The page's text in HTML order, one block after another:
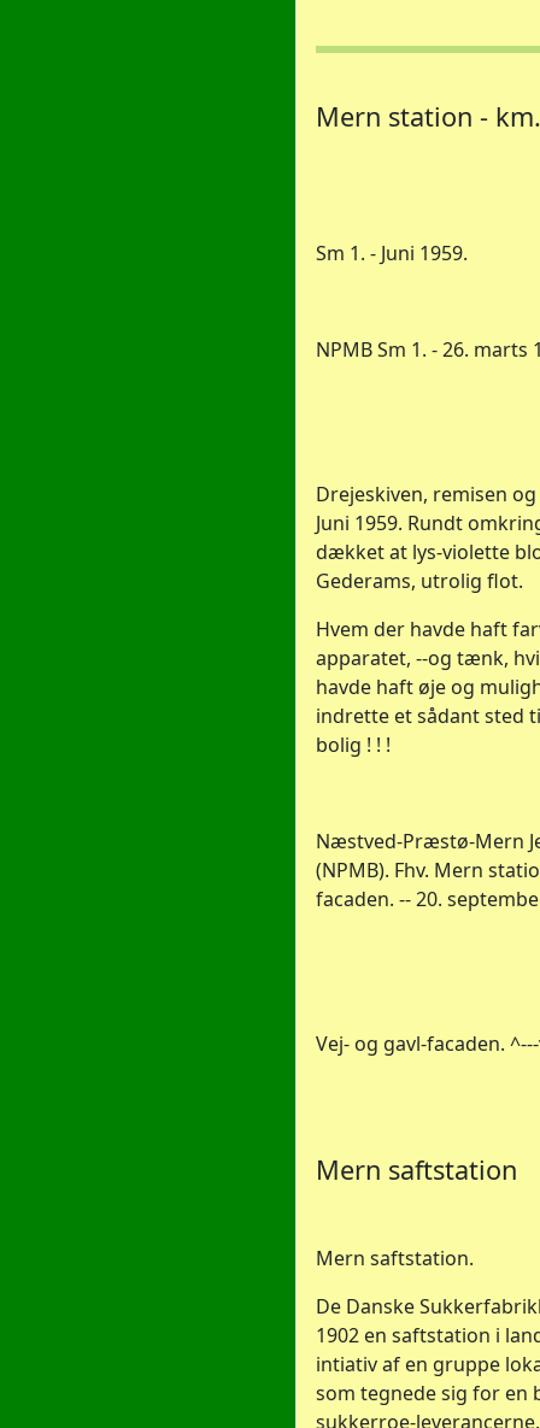
Mern station -
Sm 1. - Juni 1959.
NPMB Sm 1. - 26. marts
Drejeskiven, remisen
Juni 1959. Rundt
dækket at lys-violette
Gederams, utrolig flot.
Hvem der havde haft
apparatet, --og tænk,
havde haft øje og
indrette et sådant sted
bolig ! ! !
Næstved-Præstø-Mern
(NPMB). Fhv. Mern
facaden. -- 20.
Vej- og gavl-facaden.
Mern saftstation
Mern saftstation.
De Danske
1902 en saftstation i
intiativ af en gruppe
som tegnede sig for en
sukkerroe-leverancerne.